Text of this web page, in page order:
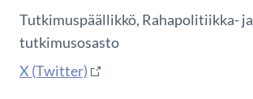
Tutkimuspäällikkö, Rahapolitiikka- ja
tutkimusosasto
X (Twitter)